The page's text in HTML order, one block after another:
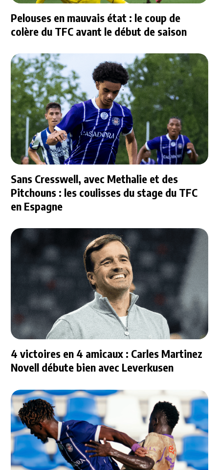
Pelouses en mauvais état : le coup de
colère du TFC avant le début de saison
Sans Cresswell, avec Methalie et des
Pitchouns : les coulisses du stage du TFC
en Espagne
4 victoires en 4 amicaux : Carles Martinez
Novell débute bien avec Leverkusen